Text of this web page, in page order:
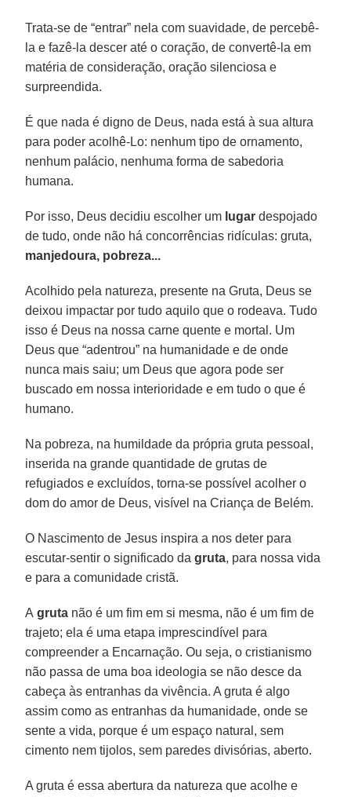
Trata-se de “entrar” nela com suavidade, de percebê-
la e fazê-la descer até o coração, de convertê-la em
matéria de consideração, oração silenciosa e
surpreendida.
É que nada é digno de Deus, nada está à sua altura
para poder acolhê-Lo: nenhum tipo de ornamento,
nenhum palácio, nenhuma forma de sabedoria
humana.
Por isso, Deus decidiu escolher um lugar despojado
de tudo, onde não há concorrências ridículas: gruta,
manjedoura, pobreza...
Acolhido pela natureza, presente na Gruta, Deus se
deixou impactar por tudo aquilo que o rodeava. Tudo
isso é Deus na nossa carne quente e mortal. Um
Deus que “adentrou” na humanidade e de onde
nunca mais saiu; um Deus que agora pode ser
buscado em nossa interioridade e em tudo o que é
humano.
Na pobreza, na humildade da própria gruta pessoal,
inserida na grande quantidade de grutas de
refugiados e excluídos, torna-se possível acolher o
dom do amor de Deus, visível na Criança de Belém.
O Nascimento de Jesus inspira a nos deter para
escutar-sentir o significado dagruta, para nossa vida
e para a comunidade cristã.
A gruta não é um fim em si mesma, não é um fim de
trajeto; ela é uma etapa imprescindível para
compreender a Encarnação. Ou seja, o cristianismo
não passa de uma boa ideologia se não desce da
cabeça às entranhas da vivência. A gruta é algo
assim como as entranhas da humanidade, onde se
sente a vida, porque é um espaço natural, sem
cimento nem tijolos, sem paredes divisórias, aberto.
A gruta é essa abertura da natureza que acolhe e